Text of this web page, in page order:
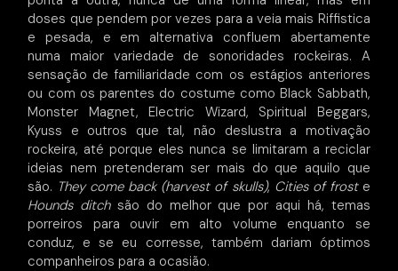
doses que pendem por vezes para a veia mais Riffistica
e pesada, e em alternativa confluem abertamente
numa maior variedade de sonoridades rockeiras. A
sensação de familiaridade com os estágios anteriores
ou com os parentes do costume como Black Sabbath,
Monster Magnet, Electric Wizard, Spiritual Beggars,
Kyuss e outros que tal, não deslustra a motivação
rockeira, até porque eles nunca se limitaram a reciclar
ideias nem pretenderam ser mais do que aquilo que
são. They come back (harvest of skulls), Cities of froste
Hounds ditchsão do melhor que por aqui há, temas
porreiros para ouvir em alto volume enquanto se
conduz, e se eu corresse, também dariam óptimos
companheiros para a ocasião.